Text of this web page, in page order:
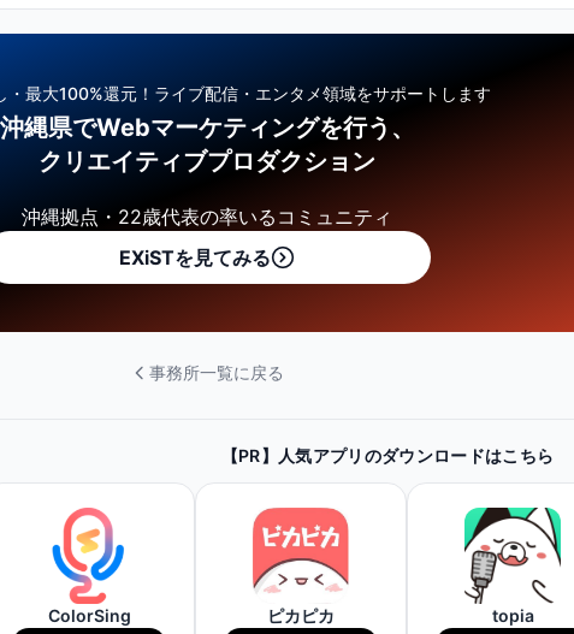
・最大100%還元！ ライブ配信・エンタメ領域をサポートします
沖縄県でWebマーケティングを行う、
クリエイティブプロダクション
沖縄拠点・22歳代表の率いるコミュニティ
EXiSTを見てみる
事務所一覧に戻る
【PR】人気アプリのダウンロードはこちら
ColorSing ピカピカ topia